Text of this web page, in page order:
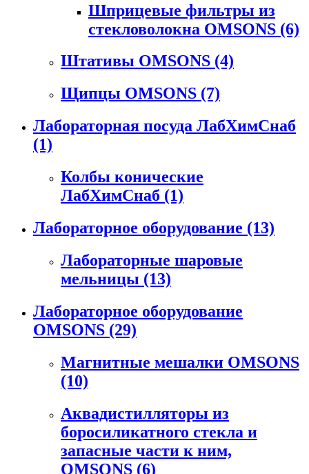
Шприцевые фильтры из
стекловолокна OMSONS (6)
Штативы OMSONS (4)
Щипцы OMSONS (7)
Лабораторная посуда ЛабХимСнаб
(1)
Колбы конические
ЛабХимСнаб (1)
Лабораторное оборудование (13)
Лабораторные шаровые
мельницы (13)
Лабораторное оборудование
OMSONS (29)
Магнитные мешалки OMSONS
(10)
Аквадистилляторы из
боросиликатного стекла и
запасные части к ним,
OMSONS (6)